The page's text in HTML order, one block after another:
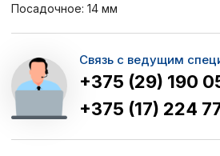
Посадочное: 14 мм
Связь с ведущим
+375 (29) 190
+375 (17) 224